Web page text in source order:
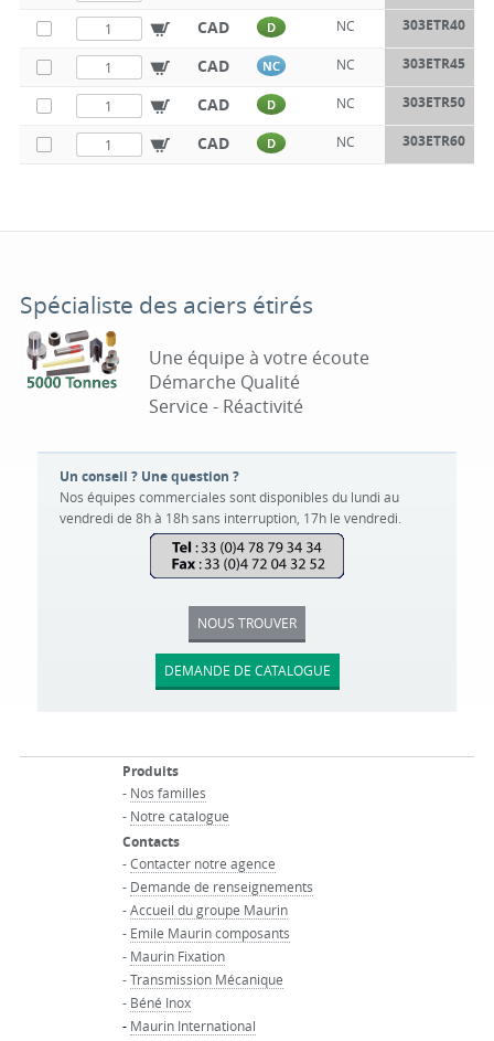
CAD D NC 303ETR40
CAD NC NC 303ETR45
CAD D NC 303ETR50
CAD D NC 303ETR60
Spécialiste des aciers étirés
Une équipe à votre écoute
Démarche Qualité
Service - Réactivité
Un conseil ? Une question ?
Nos équipes commerciales sont disponibles du lundi au
vendredi de 8h à 18h sans interruption, 17h le vendredi.
NOUS TROUVER
DEMANDE DE CATALOGUE
Produits
- Nos familles
- Notre catalogue
Contacts
-Contacter notre agence
- Demande de renseignements
-Accueil du groupe Maurin
- Emile Maurin composants
- Maurin Fixation
-Transmission Mécanique
- Béné Inox
- Maurin International